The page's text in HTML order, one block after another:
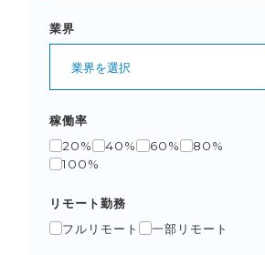
業界
業界を選択
稼働率
20%
40% 60%
80%
100%
リモート勤務
フルリモート
一部リモート